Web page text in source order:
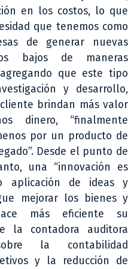
en los costos, lo que
que tenemos como
de generar nuevas
bajos de maneras
que este tipo
y desarrollo,
brindan más valor
dinero, “finalmente
por un producto de
Desde el punto de
una “innovación es
aplicación de ideas y
mejorar los bienes y
más eficiente su
la contadora auditora
la contabilidad
y la reducción de